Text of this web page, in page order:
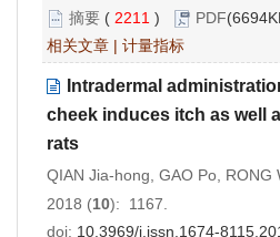
摘要 ( 2211 ) PDF
相关文章 | 计量指标
Intradermal
cheek induces itch as well
rats
QIAN Jia-hong, GAO Po, RONG
2018 (10): 1167.
doi: 10.3969/j.issn.1674-